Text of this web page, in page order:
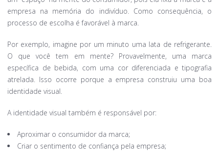
empresa na memória do indivíduo. Como consequência, o
processo de escolha é favorável à marca.
Por exemplo, imagine por um minuto uma lata de refrigerante.
O que você tem em mente? Provavelmente, uma marca
específica de bebida, com uma cor diferenciada e tipografia
atrelada. Isso ocorre porque a empresa construiu uma boa
identidade visual.
A identidade visual também é responsável por:
Aproximar o consumidor da marca;
Criar o sentimento de confiança pela empresa;